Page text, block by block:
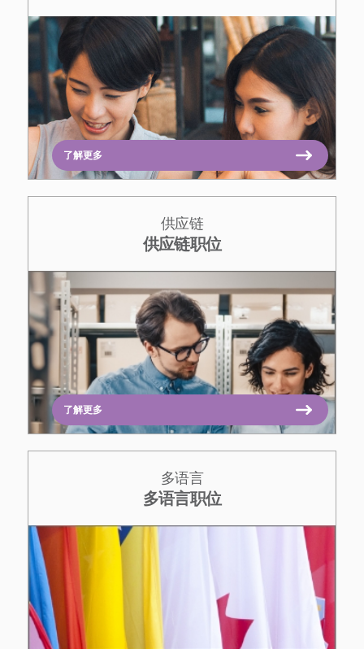
了解更多
供应链
供应链职位
了解更多
多语言
多语言职位